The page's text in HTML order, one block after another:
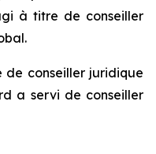
à titre de conseiller
conseiller juridique
a servi de conseiller